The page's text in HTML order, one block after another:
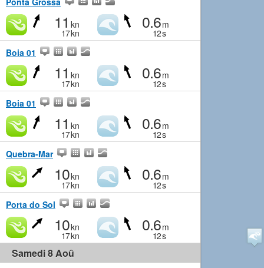
11 kn
17kn
0.6m
12s
Boia 01
11 kn
17kn
0.6m
12s
Boia 01
11 kn
17kn
0.6m
12s
Quebra-Mar
10kn
17kn
0.6m
12s
Porta do Sol
10kn
17kn
0.6m
12s
Samedi 8 Aoû